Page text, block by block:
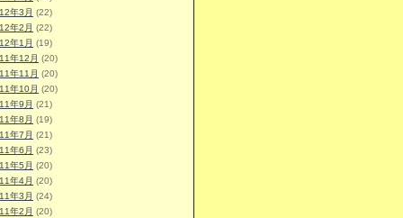
年3月 (22)
年2月 (22)
年1月 (19)
年12月 (20)
年11月 (20)
年10月 (20)
年9月 (21)
年8月 (19)
年7月 (21)
年6月 (23)
年5月 (20)
年4月 (20)
年3月 (24)
年2月 (20)